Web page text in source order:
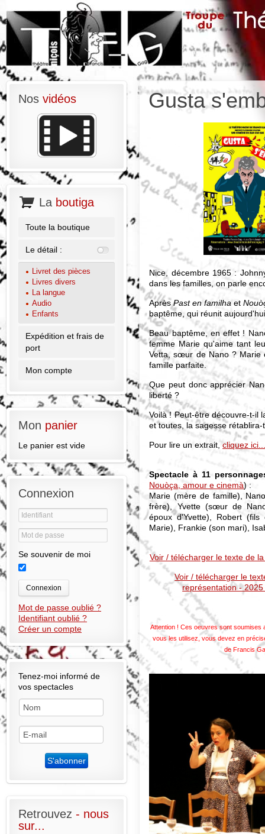
Gusta
Nice, décembre 1965 :
dans les familles, on parle
AprèsPast en familha et
baptême, qui réunit
Beau baptême, en effet !
femme Marie qu'aime tant
Vetta, sœur de Nano ? Marie
famille parfaite.
Que peut donc apprécier
liberté ?
Voilà ! Peut-être découvre-t-il
et toutes, la sagesse
Pour lire un extrait,cliquez
Spectacle à 11
Nouòça, amour e cinemà) :
Marie (mère de famille),
frère), Yvette (sœur de
époux d'Yvette), Robert
Marie), Frankie (son mari),
Voir / télécharger le texte de
Voir / télécharger le
représentation -
Attention ! Ces oeuvres sont soumises
vous les utilisez, vous devez en
de Francis
Nos vidéos
La boutiga
Toute la boutique
Le détail :
Livret des pièces
Livres divers
La langue
Audio
Enfants
Expédition et frais de
port
Mon compte
Mon panier
Le panier est vide
Connexion
Se souvenir de moi
Connexion
Mot de passe oublié ?
Identifiant oublié ?
Créer un compte
Tenez-moi informé de
vos spectacles
Retrouvez - nous
sur...